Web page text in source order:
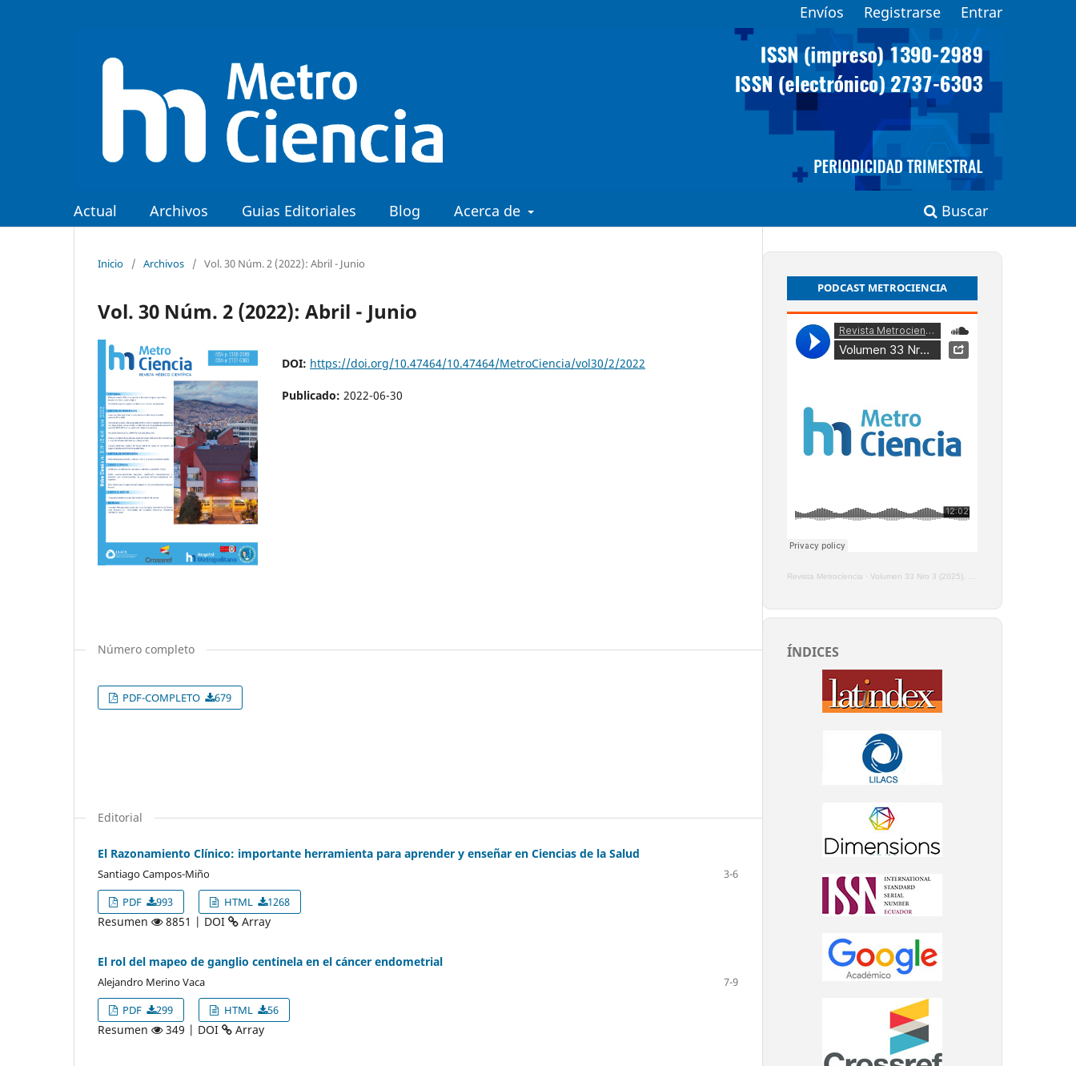
Actual Archivos Guias Editoriales Blog Acerca de Buscar
Envíos Registrarse Entrar
Inicio / Archivos / Vol. 30 Núm. 2 (2022): Abril - Junio
Vol. 30 Núm. 2 (2022): Abril - Junio
DOI: https://doi.org/10.47464/10.47464/MetroCiencia/vol30/2/2022
Publicado: 2022-06-30
Número completo
PDF-COMPLETO 679
Editorial
El Razonamiento Clínico: importante herramienta para aprender y enseñar en Ciencias de la Salud
Santiago Campos-Miño
3-6
PDF
993 HTML 1268
Resumen 8851 | DOI Array
El rol del mapeo de ganglio centinela en el cáncer endometrial
Alejandro Merino Vaca
7-9
PDF
299 HTML 56
Resumen 349 | DOI Array
PODCAST METROCIENCIA
Revista Metrociencia · Volumen 33 Nro 3 (2025), Enero - Marzo
ÍNDICES